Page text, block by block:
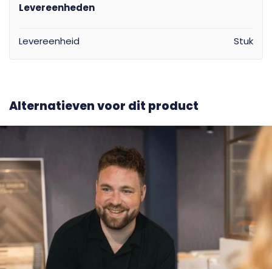
Levereenheden
Levereenheid Stuk
Alternatieven voor dit product